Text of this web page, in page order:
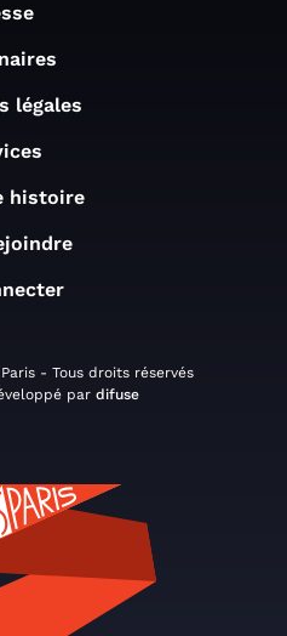
légales
histoire
- Tous droits réservés
par difuse